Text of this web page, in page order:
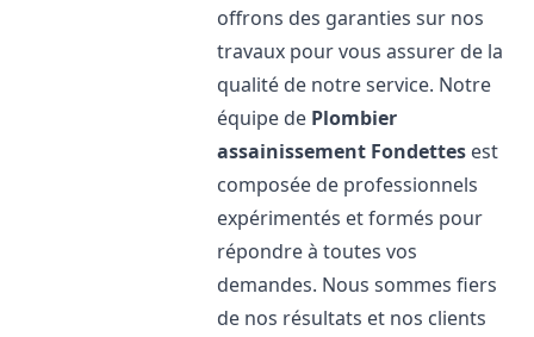
offrons des garanties sur nos
travaux pour vous assurer de la
qualité de notre service. Notre
équipe de Plombier
assainissement Fondettes est
composée de professionnels
expérimentés et formés pour
répondre à toutes vos
demandes. Nous sommes fiers
de nos résultats et nos clients